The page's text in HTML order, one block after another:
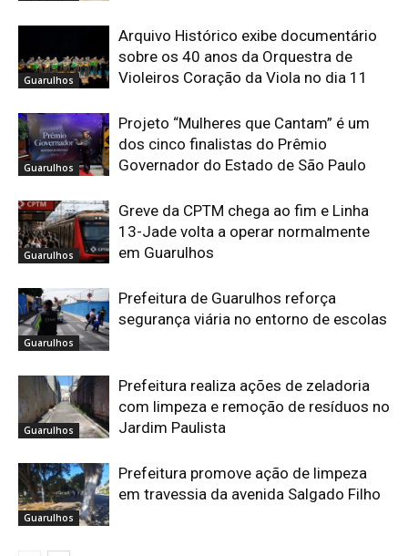
Guarulhos
Arquivo Histórico exibe documentário
sobre os 40 anos da Orquestra de
Violeiros Coração da Viola no dia 11
Guarulhos
Projeto “Mulheres que Cantam” é um
dos cinco finalistas do Prêmio
Governador do Estado de São Paulo
Guarulhos
Greve da CPTM chega ao fim e Linha
13-Jade volta a operar normalmente
em Guarulhos
Guarulhos
Prefeitura de Guarulhos reforça
segurança viária no entorno de escolas
Guarulhos
Prefeitura realiza ações de zeladoria
com limpeza e remoção de resíduos no
Jardim Paulista
Guarulhos
Prefeitura promove ação de limpeza
em travessia da avenida Salgado Filho